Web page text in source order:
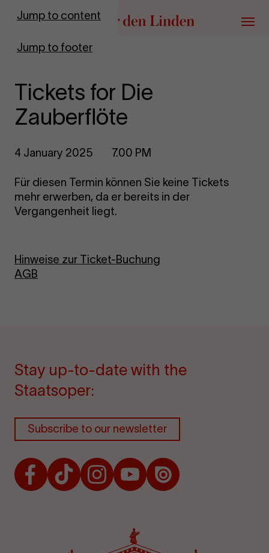
Jump to content
Jump to footer
Go to homepage
Menu
Tickets for Die
Zauberflöte
4 January 2025 7.00 PM
Für diesen Termin können Sie keine Tickets
mehr erwerben, da er bereits in der
Vergangenheit liegt.
Hinweise zur Ticket-Buchung
AGB
Stay up-to-date with the
Staatsoper:
Subscribe to our newsletter
FacebookTikTokInstagramYoutubeIssuu